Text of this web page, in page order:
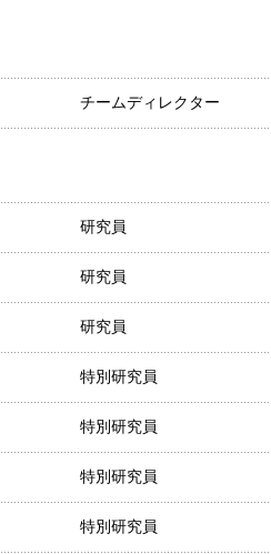
チームディレクター
研究員
研究員
研究員
特別研究員
特別研究員
特別研究員
特別研究員